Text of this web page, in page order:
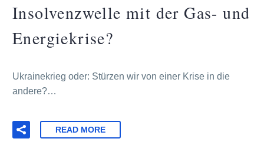
Insolvenzwelle mit der Gas- und
Energiekrise?
Ukrainekrieg oder: Stürzen wir von einer Krise in die
andere?…
READ MORE